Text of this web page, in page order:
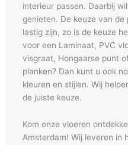
interieur passen. Daarbij
genieten. De keuze van
lastig zijn, zo is de keuze
voor een Laminaat, PVC
visgraat, Hongaarse punt
planken? Dan kunt u ook
kleuren en stijlen. Wij
de juiste keuze.
Kom onze vloeren
Amsterdam! Wij leveren in